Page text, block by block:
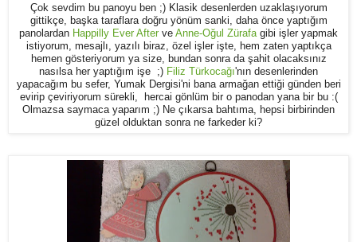
Çok sevdim bu panoyu ben ;) Klasik desenlerden uzaklaşıyorum
gittikçe, başka taraflara doğru yönüm sanki, daha önce yaptığım
panolardan Happilly Ever After ve Anne-Oğul Zürafa gibi işler yapmak
istiyorum, mesajlı, yazılı biraz, özel işler işte, hem zaten yaptıkça
hemen gösteriyorum ya size, bundan sonra da şahit olacaksınız
nasılsa her yaptığım işe ;) Filiz Türkocağı'nın desenlerinden
yapacağım bu sefer, Yumak Dergisi'ni bana armağan ettiği günden beri
evirip çeviriyorum sürekli, hercai gönlüm bir o panodan yana bir bu :(
Olmazsa saymaca yaparım ;) Ne çıkarsa bahtıma, hepsi birbirinden
güzel olduktan sonra ne farkeder ki?